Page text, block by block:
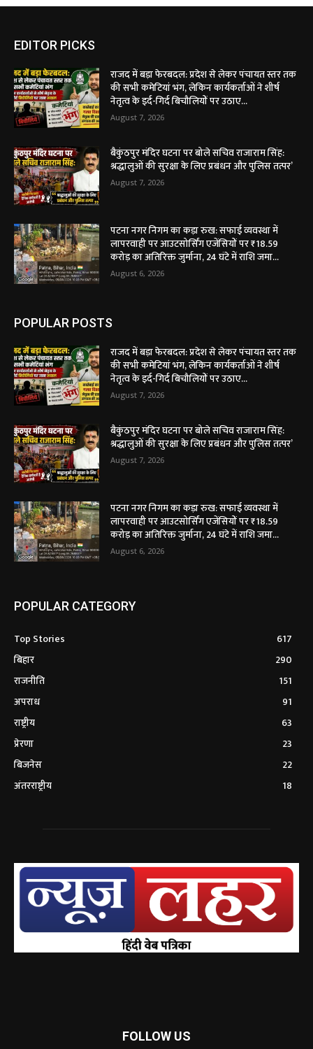
EDITOR PICKS
राजद में बड़ा फेरबदल: प्रदेश से लेकर पंचायत स्तर तक
की सभी कमेटियां भंग, लेकिन कार्यकर्ताओं ने शीर्ष
नेतृत्व के इर्द-गिर्द बिचौलियों पर उठाए...
August 7, 2026
बैकुंठपुर मंदिर घटना पर बोले सचिव राजाराम सिंह:
श्रद्धालुओं की सुरक्षा के लिए प्रबंधन और पुलिस तत्पर’
August 7, 2026
पटना नगर निगम का कड़ा रुख: सफाई व्यवस्था में
लापरवाही पर आउटसोर्सिंग एजेंसियों पर ₹18.59
करोड़ का अतिरिक्त जुर्माना, 24 घंटे में राशि जमा...
August 6, 2026
POPULAR POSTS
राजद में बड़ा फेरबदल: प्रदेश से लेकर पंचायत स्तर तक
की सभी कमेटियां भंग, लेकिन कार्यकर्ताओं ने शीर्ष
नेतृत्व के इर्द-गिर्द बिचौलियों पर उठाए...
August 7, 2026
बैकुंठपुर मंदिर घटना पर बोले सचिव राजाराम सिंह:
श्रद्धालुओं की सुरक्षा के लिए प्रबंधन और पुलिस तत्पर’
August 7, 2026
पटना नगर निगम का कड़ा रुख: सफाई व्यवस्था में
लापरवाही पर आउटसोर्सिंग एजेंसियों पर ₹18.59
करोड़ का अतिरिक्त जुर्माना, 24 घंटे में राशि जमा...
August 6, 2026
POPULAR CATEGORY
Top Stories
617
बिहार
290
राजनीति
151
अपराध
91
राष्ट्रीय
63
प्रेरणा
23
बिजनेस
22
अंतरराष्ट्रीय
18
FOLLOW US